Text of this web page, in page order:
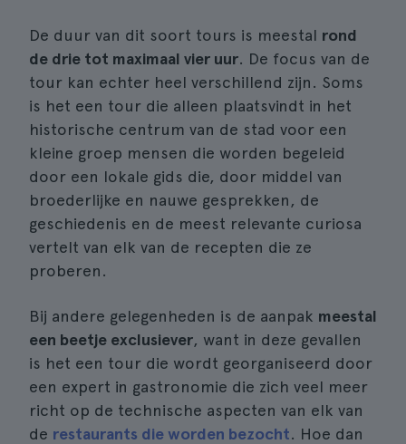
De duur van dit soort tours is meestal rond
de drie tot maximaal vier uur. De focus van de
tour kan echter heel verschillend zijn. Soms
is het een tour die alleen plaatsvindt in het
historische centrum van de stad voor een
kleine groep mensen die worden begeleid
door een lokale gids die, door middel van
broederlijke en nauwe gesprekken, de
geschiedenis en de meest relevante curiosa
vertelt van elk van de recepten die ze
proberen.
Bij andere gelegenheden is de aanpak meestal
een beetje exclusiever, want in deze gevallen
is het een tour die wordt georganiseerd door
een expert in gastronomie die zich veel meer
richt op de technische aspecten van elk van
de restaurants die worden bezocht. Hoe dan